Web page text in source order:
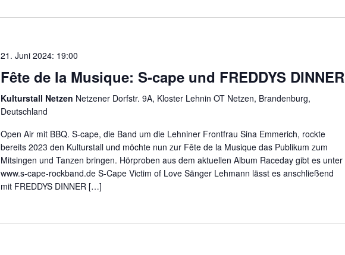
21. Juni 2024: 19:00
Fête de la Musique: S-cape und FREDDYS DINNER
Kulturstall Netzen Netzener Dorfstr. 9A, Kloster Lehnin OT Netzen, Brandenburg,
Deutschland
Open Air mit BBQ. S-cape, die Band um die Lehniner Frontfrau Sina Emmerich, rockte
bereits 2023 den Kulturstall und möchte nun zur Fête de la Musique das Publikum zum
Mitsingen und Tanzen bringen. Hörproben aus dem aktuellen Album Raceday gibt es unter
www.s-cape-rockband.de S-Cape Victim of Love Sänger Lehmann lässt es anschließend
mit FREDDYS DINNER […]